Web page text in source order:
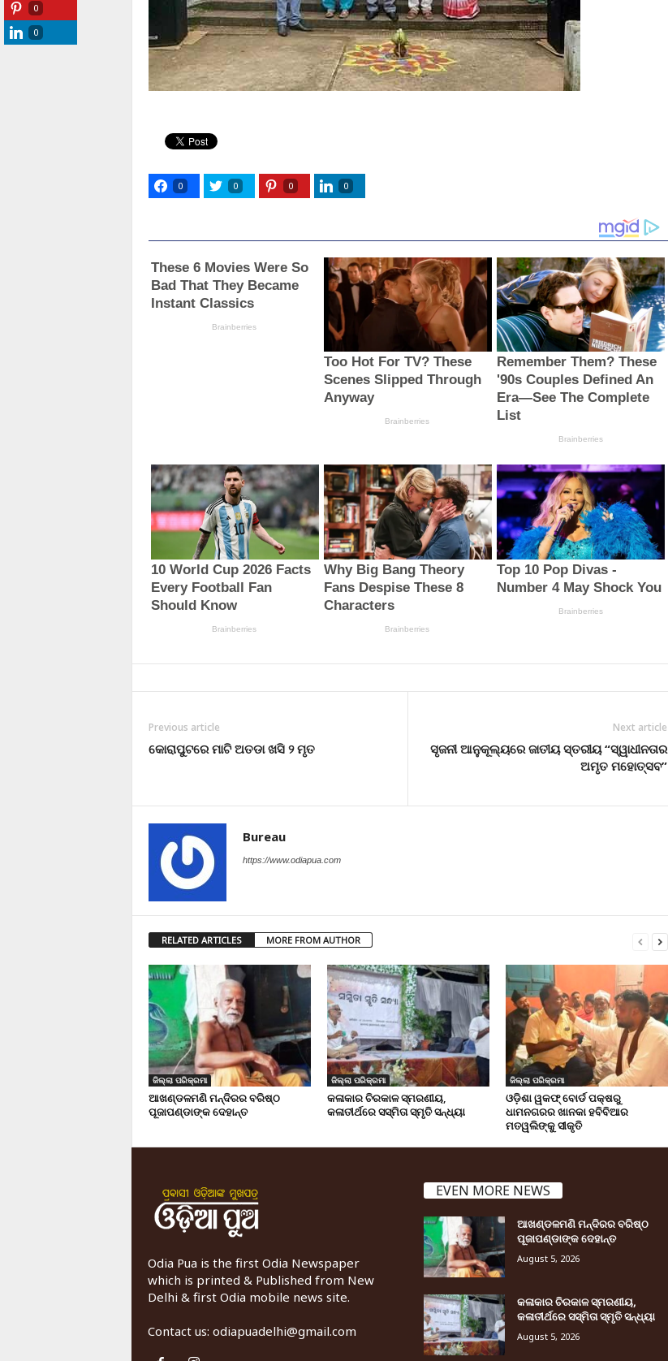
0 0 0 0
Previous article
କୋରାପୁଟରେ ମାଟି ଅତଡା ଖସି ୨ ମୃତ
Next article
ସୃଜନୀ ଆନୁକୂଲ୍ୟରେ ଜାତୀୟ ସ୍ତରୀୟ “ସ୍ୱାଧୀନତାର
ଅମୃତ ମହୋତ୍ସବ”
Bureau
https://www.odiapua.com
RELATED ARTICLES MORE FROM AUTHOR
ଜିଲ୍ଲା ପରିକ୍ରମା
ଆଖଣ୍ଡଳମଣି ମନ୍ଦିରର ବରିଷ୍ଠ
ପୂଜାପଣ୍ଡାଙ୍କ ଦେହାନ୍ତ
ଜିଲ୍ଲା ପରିକ୍ରମା
କଳାକାର ଚିରକାଳ ସ୍ମରଣୀୟ,
କଳାତୀର୍ଥରେ ସସ୍ମିତା ସ୍ମୃତି ସନ୍ଧ୍ୟା
ଜିଲ୍ଲା ପରିକ୍ରମା
ଓଡ଼ିଶା ୱକଫ୍ ବୋର୍ଡ ପକ୍ଷରୁ
ଧାମନଗରର ଖାନକା ହବିବିଆର
ମତୱଲିଙ୍କୁ ସୀକୃତି
Odia Pua is the first Odia Newspaper
which is printed & Published from New
Delhi & first Odia mobile news site.
Contact us: odiapuadelhi@gmail.com
EVEN MORE NEWS
ଆଖଣ୍ଡଳମଣି ମନ୍ଦିରର ବରିଷ୍ଠ
ପୂଜାପଣ୍ଡାଙ୍କ ଦେହାନ୍ତ
August 5, 2026
କଳାକାର ଚିରକାଳ ସ୍ମରଣୀୟ,
କଳାତୀର୍ଥରେ ସସ୍ମିତା ସ୍ମୃତି ସନ୍ଧ୍ୟା
August 5, 2026
0
0